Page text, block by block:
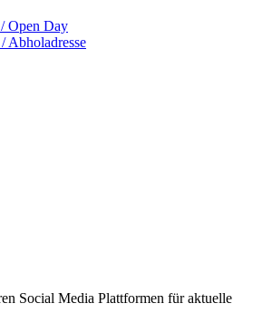
Open Day
Abholadresse
Social Media Plattformen für aktuelle